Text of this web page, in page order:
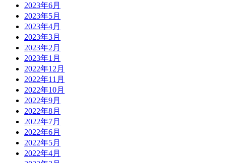
2023年6月
2023年5月
2023年4月
2023年3月
2023年2月
2023年1月
2022年12月
2022年11月
2022年10月
2022年9月
2022年8月
2022年7月
2022年6月
2022年5月
2022年4月